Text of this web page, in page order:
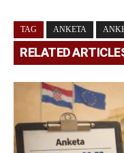
TAG ANKETA
RELATED